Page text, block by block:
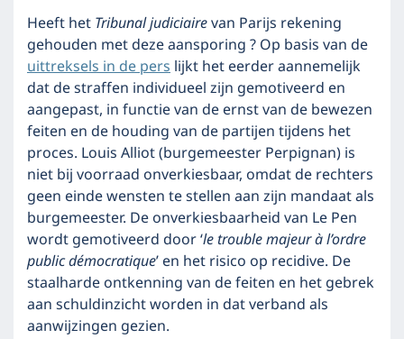
Heeft hetTribunal judiciairevan Parijs rekening
gehouden met deze aansporing ? Op basis van de
uittreksels in de perslijkt het eerder aannemelijk
dat de straffen individueel zijn gemotiveerd en
aangepast, in functie van de ernst van de bewezen
feiten en de houding van de partijen tijdens het
proces. Louis Alliot (burgemeester Perpignan) is
niet bij voorraad onverkiesbaar, omdat de rechters
geen einde wensten te stellen aan zijn mandaat als
burgemeester. De onverkiesbaarheid van Le Pen
wordt gemotiveerd door ‘le trouble majeur à l’ordre
public démocratique’ en het risico op recidive. De
staalharde ontkenning van de feiten en het gebrek
aan schuldinzicht worden in dat verband als
aanwijzingen gezien.